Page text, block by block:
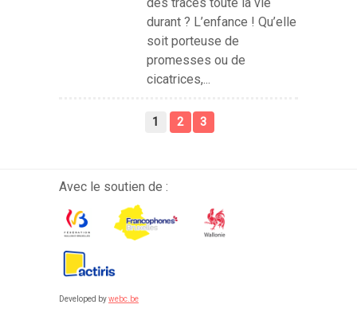
durant ? L’enfance ! Qu’elle
soit porteuse de
promesses ou de
cicatrices,...
1 2 3
Avec le soutien de :
Developed bywebc.be